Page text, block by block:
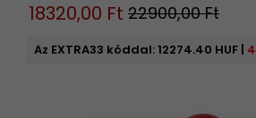
18320,00 Ft 22900,00 Ft
Az EXTRA33 kóddal:12274.40 HUF